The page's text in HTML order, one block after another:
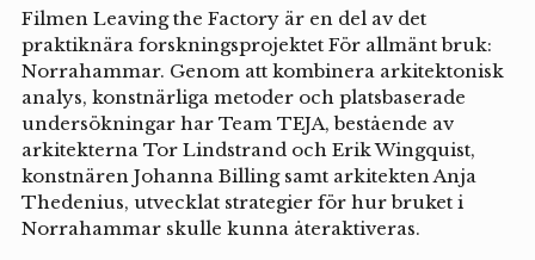
Filmen Leaving the Factory är en del av det
praktiknära forskningsprojektet För allmänt bruk:
Norrahammar. Genom att kombinera arkitektonisk
analys, konstnärliga metoder och platsbaserade
undersökningar har Team TEJA, bestående av
arkitekterna Tor Lindstrand och Erik Wingquist,
konstnären Johanna Billing samt arkitekten Anja
Thedenius, utvecklat strategier för hur bruket i
Norrahammar skulle kunna återaktiveras.